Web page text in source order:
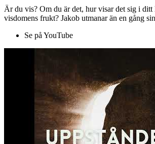
Är du vis? Om du är det, hur visar det sig i
visdomens frukt? Jakob utmanar än en gång
Se på YouTube